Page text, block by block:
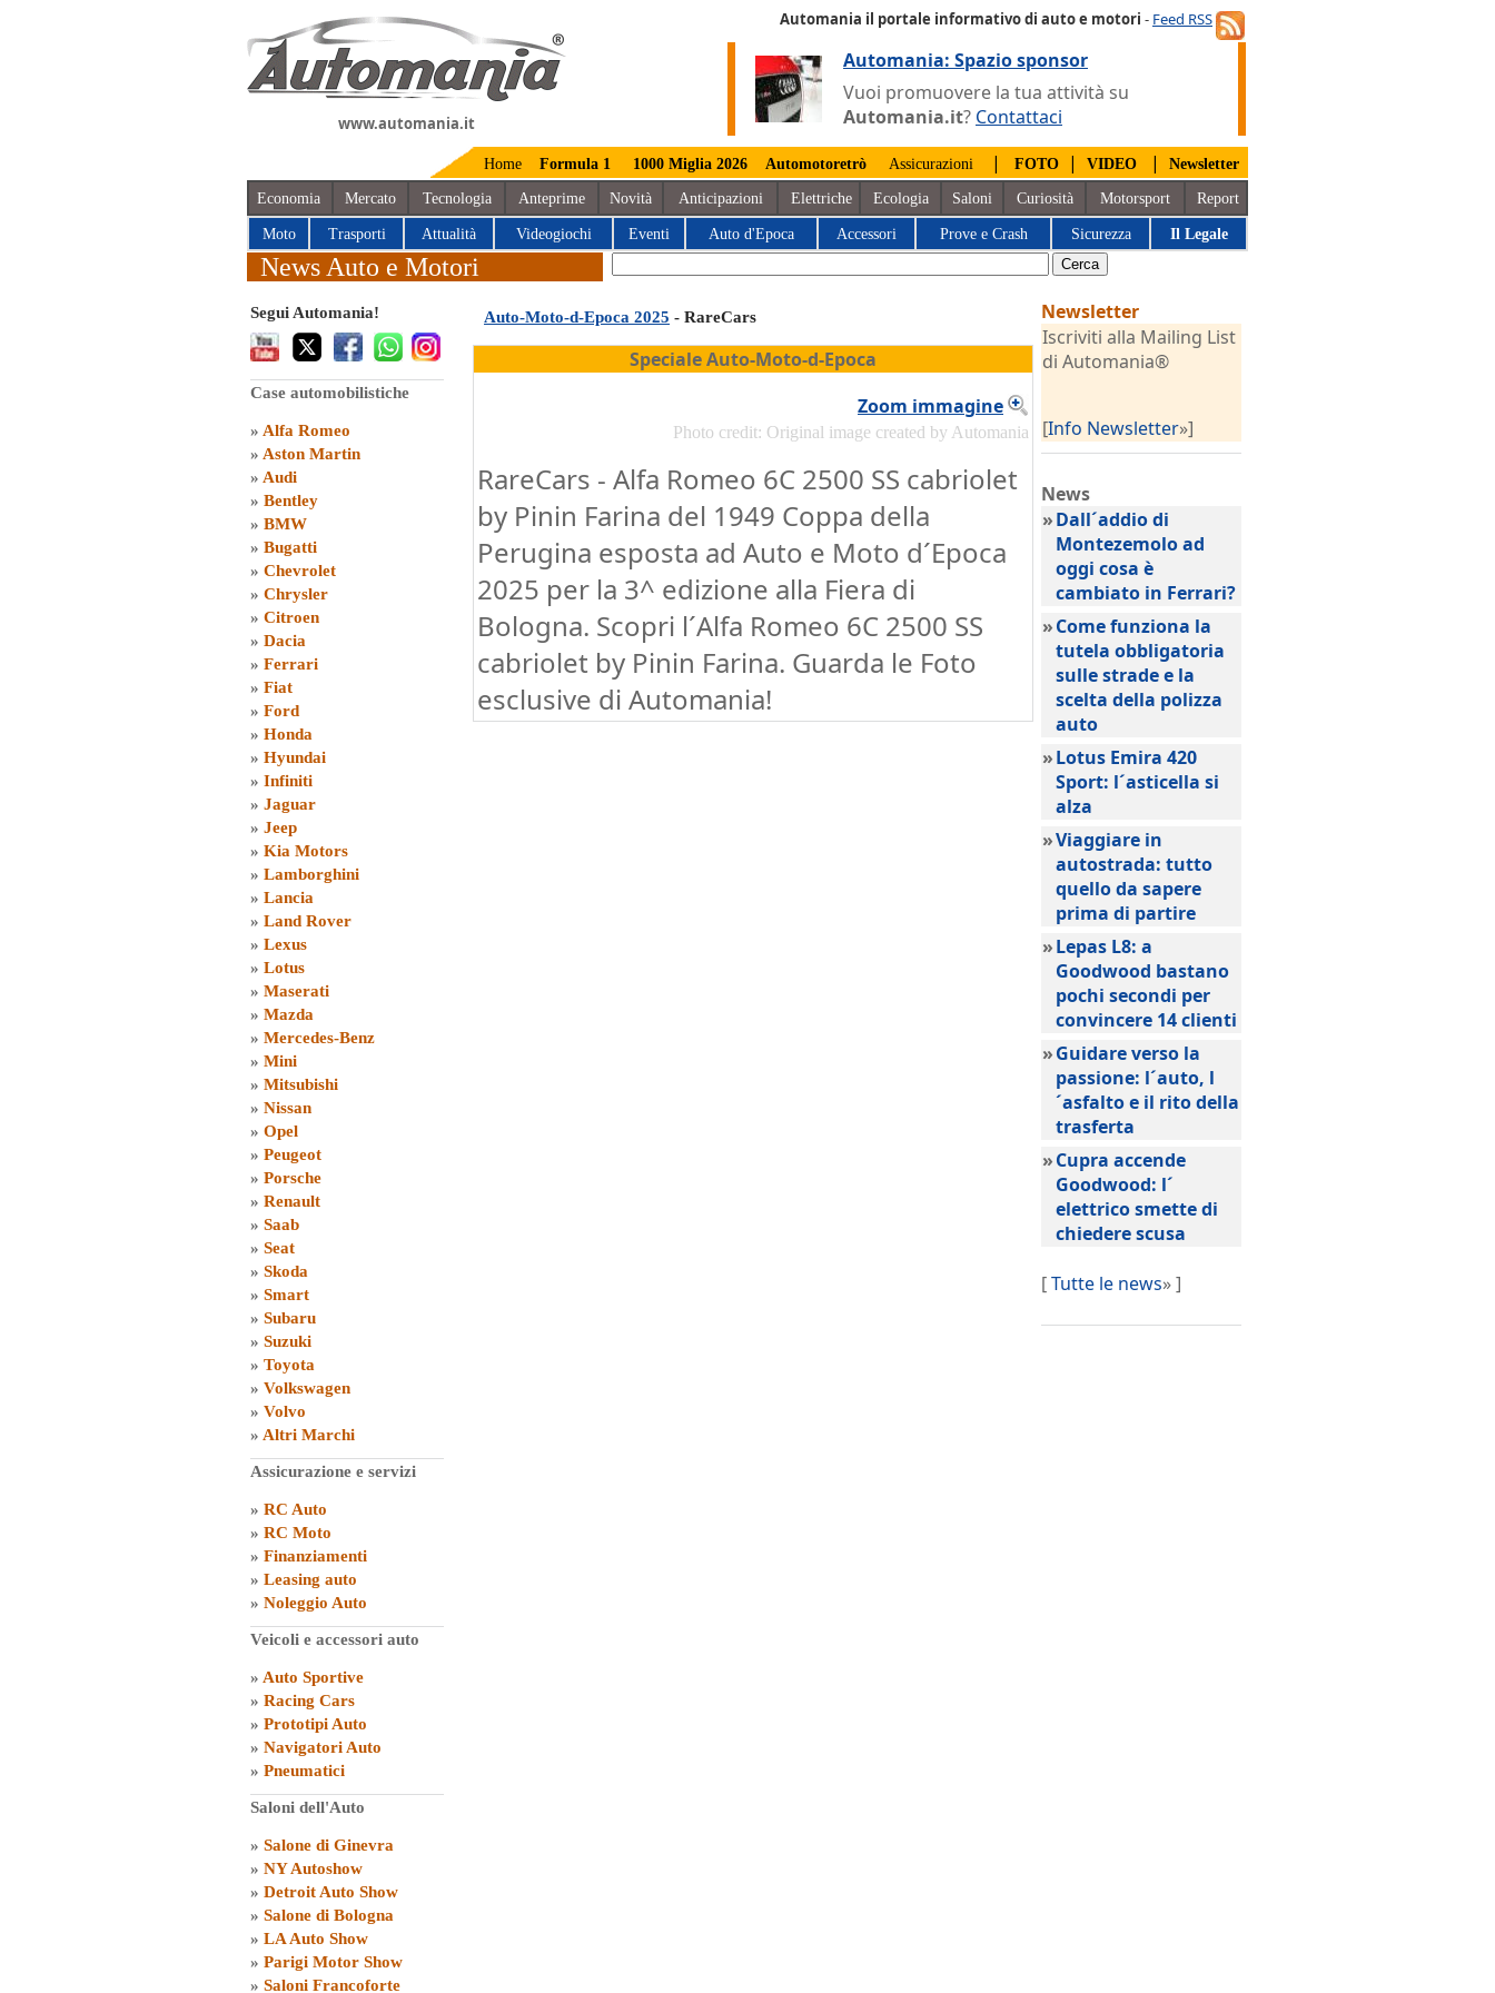
www.automania.it
Automania il portale informativo di auto e motori - Feed RSS
Automania: Spazio sponsor
Vuoi promuovere la tua attività su
Automania.it? Contattaci
Home Formula 1 1000 Miglia 2026 Automotoretrò Assicurazioni | FOTO | VIDEO | Newsletter
Economia Mercato Tecnologia Anteprime Novità Anticipazioni Elettriche Ecologia Saloni Curiosità Motorsport Report
Moto Trasporti Attualità Videogiochi Eventi Auto d'Epoca Accessori Prove e Crash Sicurezza Il Legale
News Auto e Motori
Segui Automania!
Case automobilistiche
» Alfa Romeo
» Aston Martin
» Audi
» Bentley
» BMW
» Bugatti
» Chevrolet
» Chrysler
» Citroen
» Dacia
» Ferrari
» Fiat
» Ford
» Honda
» Hyundai
» Infiniti
» Jaguar
» Jeep
» Kia Motors
» Lamborghini
» Lancia
» Land Rover
» Lexus
» Lotus
» Maserati
» Mazda
» Mercedes-Benz
» Mini
» Mitsubishi
» Nissan
» Opel
» Peugeot
» Porsche
» Renault
» Saab
» Seat
» Skoda
» Smart
» Subaru
» Suzuki
» Toyota
» Volkswagen
» Volvo
» Altri Marchi
Assicurazione e servizi
» RC Auto
» RC Moto
» Finanziamenti
» Leasing auto
» Noleggio Auto
Veicoli e accessori auto
» Auto Sportive
» Racing Cars
» Prototipi Auto
» Navigatori Auto
» Pneumatici
Saloni dell'Auto
» Salone di Ginevra
» NY Autoshow
» Detroit Auto Show
» Salone di Bologna
» LA Auto Show
» Parigi Motor Show
» Saloni Francoforte
Auto-Moto-d-Epoca 2025 - RareCars
Speciale Auto-Moto-d-Epoca
Zoom immagine
Photo credit: Original image created by Automania
RareCars - Alfa Romeo 6C 2500 SS cabriolet
by Pinin Farina del 1949 Coppa della
Perugina esposta ad Auto e Moto d´Epoca
2025 per la 3^ edizione alla Fiera di
Bologna. Scopri l´Alfa Romeo 6C 2500 SS
cabriolet by Pinin Farina. Guarda le Foto
esclusive di Automania!
Newsletter
Iscriviti alla Mailing List
di Automania®
[Info Newsletter»]
News
»Dall´addio di
Montezemolo ad
oggi cosa è
cambiato in Ferrari?
»Come funziona la
tutela obbligatoria
sulle strade e la
scelta della polizza
auto
»Lotus Emira 420
Sport: l´asticella si
alza
»Viaggiare in
autostrada: tutto
quello da sapere
prima di partire
»Lepas L8: a
Goodwood bastano
pochi secondi per
convincere 14 clienti
»Guidare verso la
passione: l´auto, l
´asfalto e il rito della
trasferta
»Cupra accende
Goodwood: l´
elettrico smette di
chiedere scusa
[Tutte le news» ]